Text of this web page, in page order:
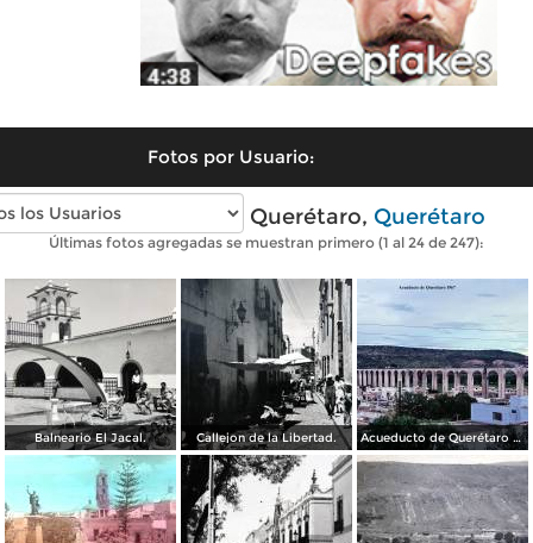
Fotos por Usuario:
Fotos antiguas de Querétaro, Querétaro
Últimas fotos agregadas se muestran primero (1 al 24 de 247):
Balneario El Jacal. Callejon de la Libertad. Acueducto de Querétaro 1967